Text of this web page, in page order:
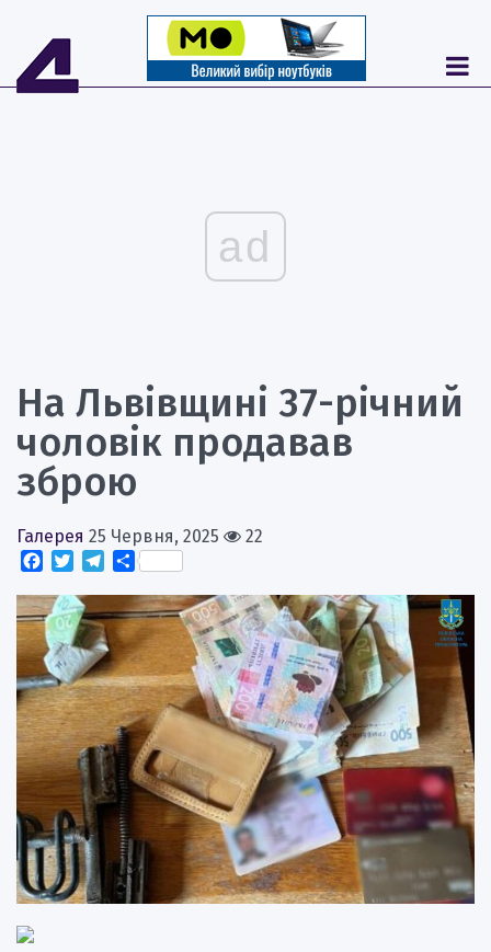
ad
На Львівщині 37-річний
чоловік продавав
зброю
Галерея 25 Червня, 2025
22
Facebook
TwitterTelegram
Поділитися